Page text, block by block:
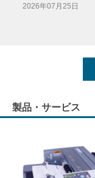
2026年07月25日
製品・サービス